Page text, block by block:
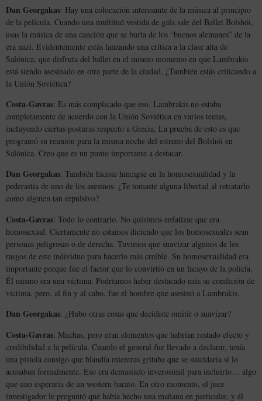
Dan Georgakas: Hay una colocación interesante de la música al principio
de la película. Cuando una multitud vestida de gala sale del Ballet Bolshói,
usas la música de una canción que se burla de los “buenos alemanes” de la
era nazi. Evidentemente estás lanzando una crítica a la clase alta de
Salónica, que disfruta del ballet en el mismo momento en que Lambrakis
está siendo asesinado en otra parte de la ciudad. ¿También estás criticando a
la Unión Soviética?
Costa-Gavras: Es más complicado que eso. Lambrakis no estaba
completamente de acuerdo con la Unión Soviética en varios temas,
incluyendo ciertas posturas respecto a Grecia. La prueba de esto es que
programó su reunión para la misma noche del estreno del Bolshói en
Salónica. Creo que es un punto importante a destacar.
Dan Georgakas: También hiciste hincapié en la homosexualidad y la
pederastia de uno de los asesinos. ¿Te tomaste alguna libertad al retratarlo
como alguien tan repulsivo?
Costa-Gavras: Todo lo contrario. No quisimos enfatizar que era
homosexual. Ciertamente no estamos diciendo que los homosexuales sean
personas peligrosas o de derecha. Tuvimos que suavizar algunos de los
rasgos de este individuo para hacerlo más creíble. Su homosexualidad era
importante porque fue el factor que lo convirtió en un lacayo de la policía.
Él mismo era una víctima. Podríamos haber destacado más su condición de
víctima, pero, al fin y al cabo, fue el hombre que asesinó a Lambrakis.
Dan Georgakas: ¿Hubo otras cosas que decidiste omitir o suavizar?
Costa-Gavras: Muchas, pero eran elementos que habrían restado efecto y
credibilidad a la película. Cuando el general fue llevado a declarar, tenía
una pistola consigo que blandía mientras gritaba que se suicidaría si lo
acusaban formalmente. Eso era demasiado inverosímil para incluirlo… algo
que uno esperaría de un western barato. En otro momento, el juez
investigador le preguntó qué había hecho una mañana en particular, y él